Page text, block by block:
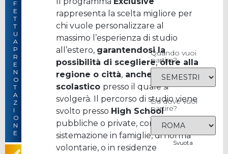
–
30.190,00
Quando vuoi
partire?
Da dove vuoi
partire?
Svuota
F
E
T
T
U
A
P
R
E
N
O
T
A
Z
I
O
N
E
rappresenta la scelta migliore per
chi vuole personalizzare al
massimo l’esperienza di studio
all’estero, garantendosi la
possibilità di scegliere,oltre alla
regione o città, anche l’istituto
scolastico presso il quale si
svolgerà. Il percorso di studio viene
svolto presso High School
pubbliche o private, con
sistemazione in famiglie, di norma
volontarie, o in residenze